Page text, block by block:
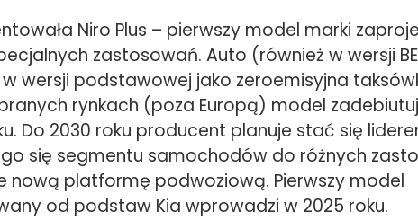
Niro Plus – pierwszy model marki
zastosowań. Auto (również w wersji
wersji podstawowej jako zeroemisyjna
rynkach (poza Europą) model
Do 2030 roku producent planuje stać się
się segmentu samochodów do różnych
nową platformę podwoziową. Pierwszy model
od podstaw Kia wprowadzi w 2025 roku.